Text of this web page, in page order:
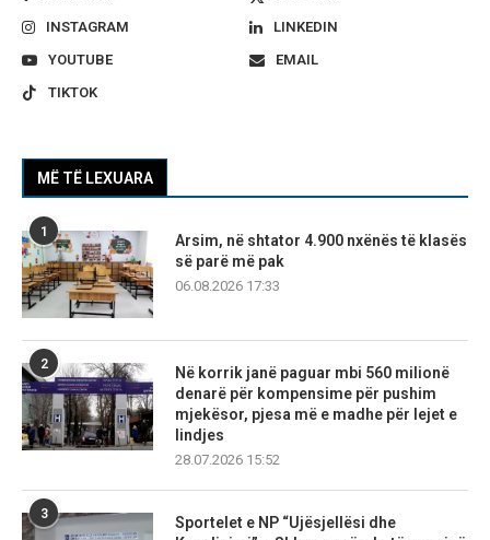
INSTAGRAM
LINKEDIN
YOUTUBE
EMAIL
TIKTOK
MË TË LEXUARA
1
Arsim, në shtator 4.900 nxënës të klasës
së parë më pak
06.08.2026 17:33
2
Në korrik janë paguar mbi 560 milionë
denarë për kompensime për pushim
mjekësor, pjesa më e madhe për lejet e
lindjes
28.07.2026 15:52
3
Sportelet e NP “Ujësjellësi dhe